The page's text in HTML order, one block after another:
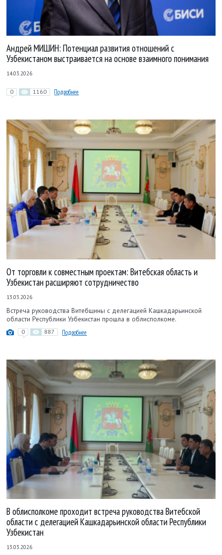
Андрей МИШИН: Потенциал развития отношений с
Узбекистаном выстраивается на основе взаимного понимания
14.03.2026
0 1160 Подробнее
От торговли к совместным проектам: Витебская область и
Узбекистан расширяют сотрудничество
13.03.2026
Встреча руководства Витебщины с делегацией Кашкадарьинской
области Республики Узбекистан прошла в облисполкоме.
0 887 Подробнее
В облисполкоме проходит встреча руководства Витебской
области с делегацией Кашкадарьинской области Республики
Узбекистан
13.03.2026